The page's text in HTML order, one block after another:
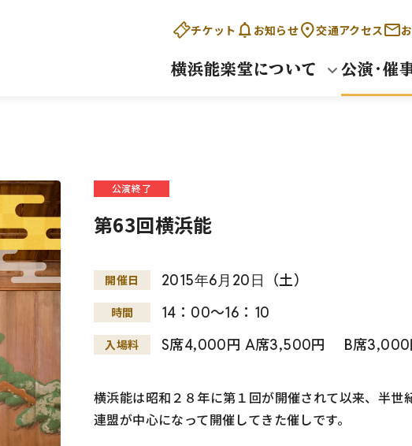
チケット お知らせ 交通アクセス
横浜能楽堂について 公演・催
公演終了
第63回横浜能
開催日 2015年6月 20日 （土）
時間 14：00～16：10
入場料 S席4,000円 A席3,500円 B席3,000
横浜能は昭和２８年に第１回が開催されて以来、半
連盟が中心になって開催してきた催しです。